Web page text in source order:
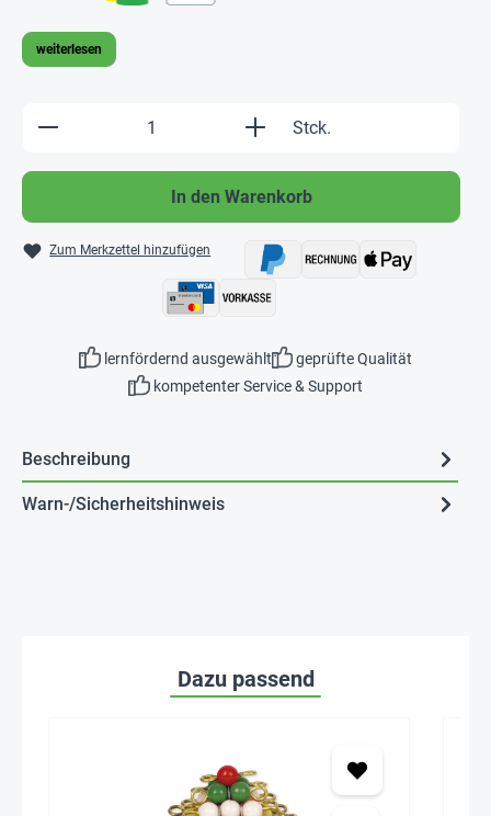
weiterlesen
Produkt Anzahl: Gib den gewünschten
Stck.
In den Warenkorb
Zum Merkzettel hinzufügen
lernfördernd ausgewählt
geprüfte Qualität
kompetenter Service & Support
Beschreibung
Warn-/Sicherheitshinweis
Dazu passend